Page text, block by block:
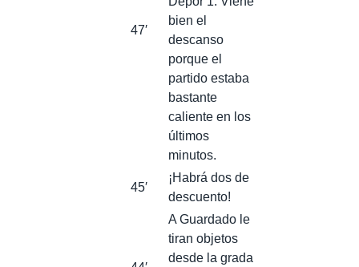
47′
bien el
descanso
porque el
partido estaba
bastante
caliente en los
últimos
minutos.
45′
¡Habrá dos de
descuento!
A Guardado le
tiran objetos
desde la grada